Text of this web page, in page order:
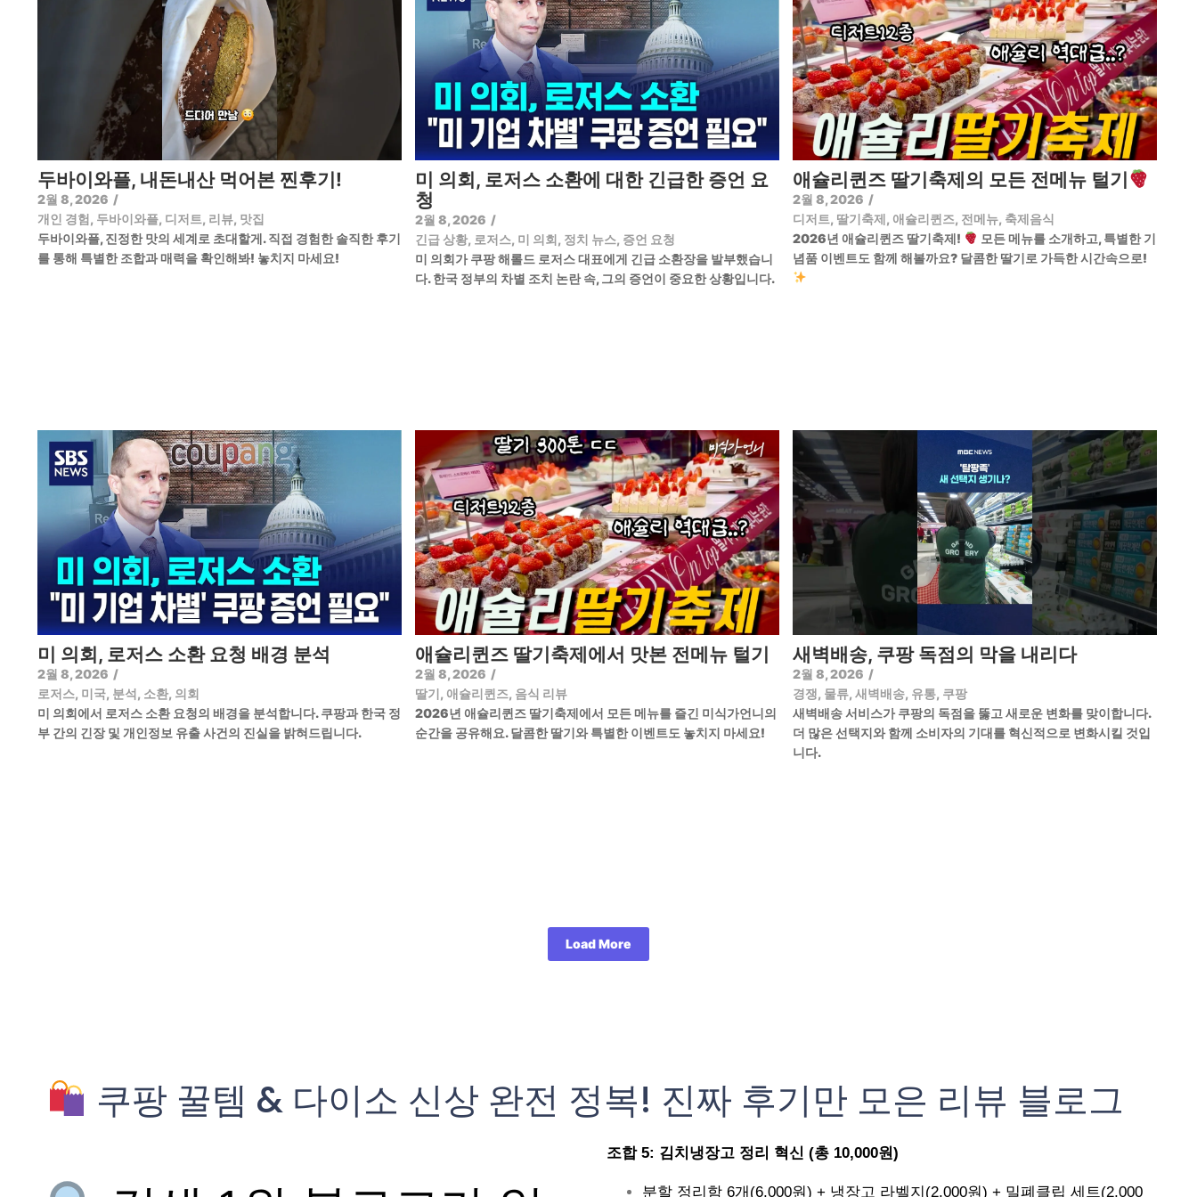
두바이와플, 내돈내산 먹어본 찐후기!
2월 8, 2026 /
개인 경험, 두바이와플, 디저트, 리뷰, 맛집
두바이와플, 진정한 맛의 세계로 초대할게. 직접 경험한 솔직한 후기
를 통해 특별한 조합과 매력을 확인해봐! 놓치지 마세요!
미 의회, 로저스 소환에 대한 긴급한 증언 요
청
2월 8, 2026 /
긴급 상황, 로저스, 미 의회, 정치 뉴스, 증언 요청
미 의회가 쿠팡 해롤드 로저스 대표에게 긴급 소환장을 발부했습니
다. 한국 정부의 차별 조치 논란 속, 그의 증언이 중요한 상황입니다.
애슐리퀸즈 딸기축제의 모든 전메뉴 털기
2월 8, 2026 /
디저트, 딸기축제, 애슐리퀸즈, 전메뉴, 축제음식
2026년 애슐리퀸즈 딸기축제!
모든 메뉴를 소개하고, 특별한 기
념품 이벤트도 함께 해볼까요? 달콤한 딸기로 가득한 시간속으로!
미 의회, 로저스 소환 요청 배경 분석
2월 8, 2026 /
로저스, 미국, 분석, 소환, 의회
미 의회에서 로저스 소환 요청의 배경을 분석합니다. 쿠팡과 한국 정
부 간의 긴장 및 개인정보 유출 사건의 진실을 밝혀드립니다.
애슐리퀸즈 딸기축제에서 맛본 전메뉴 털기
2월 8, 2026 /
딸기, 애슐리퀸즈, 음식 리뷰
2026년 애슐리퀸즈 딸기축제에서 모든 메뉴를 즐긴 미식가언니의
순간을 공유해요. 달콤한 딸기와 특별한 이벤트도 놓치지 마세요!
새벽배송, 쿠팡 독점의 막을 내리다
2월 8, 2026 /
경쟁, 물류, 새벽배송, 유통, 쿠팡
새벽배송 서비스가 쿠팡의 독점을 뚫고 새로운 변화를 맞이합니다.
더 많은 선택지와 함께 소비자의 기대를 혁신적으로 변화시킬 것입
니다.
Load More
쿠팡 꿀템 & 다이소 신상 완전 정복! 진짜 후기만 모은 리뷰 블로그
조합 5: 김치냉장고 정리 혁신 (총 10,000원)
분할 정리함 6개(6,000원) + 냉장고 라벨지(2,000원) + 밀폐클립 세트(2,000